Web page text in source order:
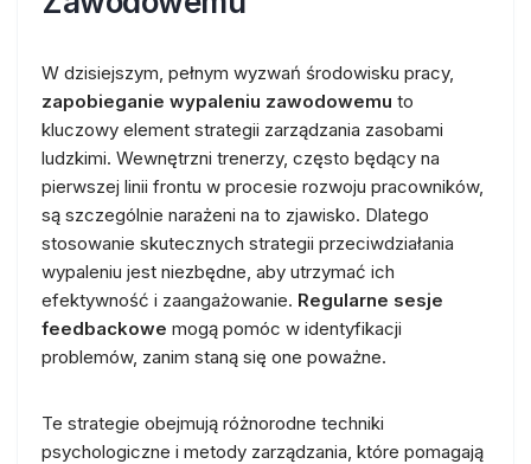
W dzisiejszym, pełnym wyzwań środowisku pracy,
zapobieganie wypaleniu zawodowemu to
kluczowy element strategii zarządzania zasobami
ludzkimi. Wewnętrzni trenerzy, często będący na
pierwszej linii frontu w procesie rozwoju pracowników,
są szczególnie narażeni na to zjawisko. Dlatego
stosowanie skutecznych strategii przeciwdziałania
wypaleniu jest niezbędne, aby utrzymać ich
efektywność i zaangażowanie. Regularne sesje
feedbackowe mogą pomóc w identyfikacji
problemów, zanim staną się one poważne.
Te strategie obejmują różnorodne techniki
psychologiczne i metody zarządzania, które pomagają